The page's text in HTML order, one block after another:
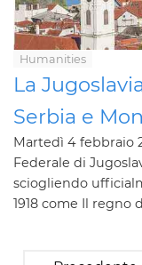
Humanities
La
Serbia e
Martedì 4 febbraio
Federale di
sciogliendo
1918 come Il regno